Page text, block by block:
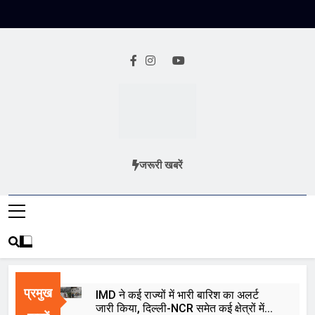
Jai Rashtra
हिंदी समाचार
जरूरी खबरें
प्रमुख
IMD ने कई राज्यों में भारी बारिश का अलर्ट
जारी किया, दिल्ली-NCR समेत कई क्षेत्रों में